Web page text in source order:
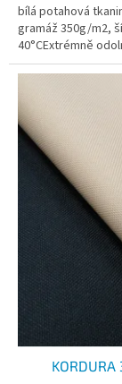
bílá potahová
gramáž 350g/m2,
40°CExtrémně
KORDURA